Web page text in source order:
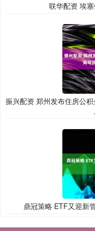
联华配资 埃
振兴配资 郑州发布住房公
鼎冠策略 ETF又迎新